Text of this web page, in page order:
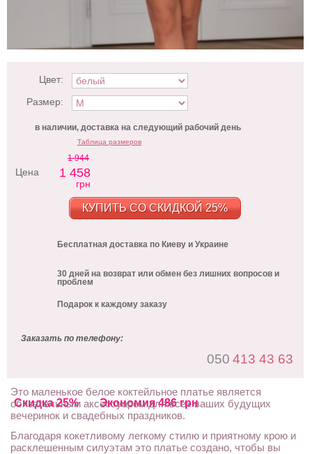
Скидка 25% Экономия 486 грн
Цвет:
Размер:
в наличии, доставка на следующий рабочий день
Таблица размеров
Цена
1 944
1 458
грн
КУПИТЬ СО СКИДКОЙ 25%
Бесплатная доставка по Киеву и Украине
30 дней на возврат или обмен без лишних вопросов и
проблем
Подарок к каждому заказу
Заказать по телефону:
050 413 43 63
Это маленькое белое коктейльное платье является
обязательным аксессуаром для всех ваших будущих
вечеринок и свадебных праздников.
Благодаря кокетливому легкому стилю и приятному крою и
расклешенным силуэтам это платье создано, чтобы вы